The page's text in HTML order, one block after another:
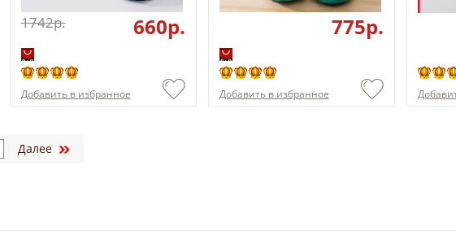
1742p. 660p.
Добавить в избранное
775p.
Добавить в избранное
Далее